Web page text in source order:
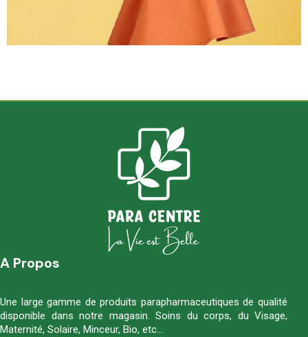
A Propos
Une large gamme de produits parapharmaceutiques de qualité
disponible dans notre magasin. Soins du corps, du Visage,
Maternité, Solaire, Minceur, Bio, etc…